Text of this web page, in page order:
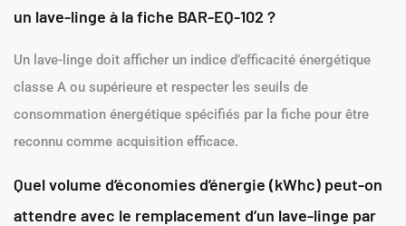
un lave-linge à la fiche BAR-EQ-102 ?
Un lave-linge doit afficher un indice d’efficacité énergétique
classe A ou supérieure et respecter les seuils de
consommation énergétique spécifiés par la fiche pour être
reconnu comme acquisition efficace.
Quel volume d’économies d’énergie (kWhc) peut-on
attendre avec le remplacement d’un lave-linge par